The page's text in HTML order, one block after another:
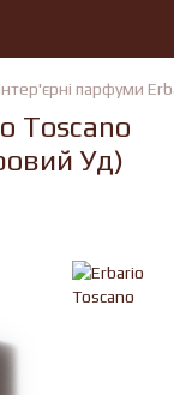
парфуми
Toscano
Уд)